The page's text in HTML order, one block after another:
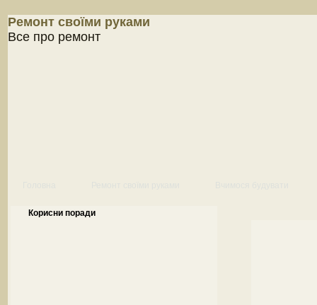
Ремонт своїми руками
Все про ремонт
Корисни поради